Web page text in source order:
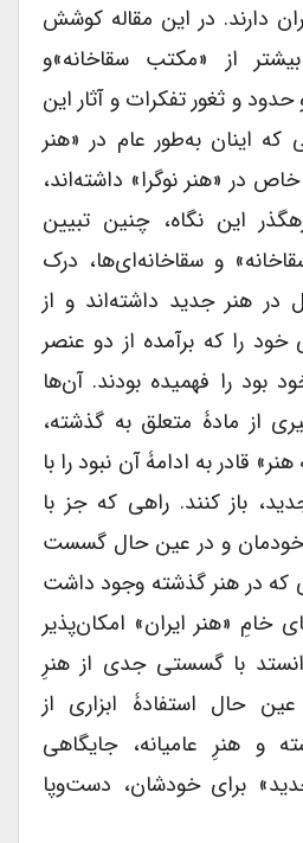
دارند. در این مقاله کوشش
از «مکتب سقاخانه»‌و
و ثغور تفکرات و آثار این
اینان به‌طور عام در «هنر
در «هنر نوگرا» داشته‌اند،
این نگاه، چنین تبیین
و سقاخانه‌ای‌ها، درک
هنر جدید داشته‌اند و از
را که برآمده از دو عنصر
را فهمیده بودند. آن‌ها
از مادۀ متعلق به گذشته،
قادر به ادامۀ آن نبود را با
باز کنند. راهی که جز با
و در عین حال گسست
که در هنر گذشته وجود داشت
خامِ «هنر ایران» امکان‌پذیر
با گسستی جدی از هنرِ
حال استفادۀ ابزاری از
و هنرِ عامیانه، جایگاهی
برای خودشان، دست‌وپا